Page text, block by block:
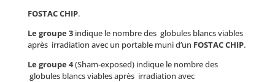
FOSTACCHIP.
Legroupe 3 indique le nombre des globules blancs viables
après irradiation avec un portable muni d’un FOSTAC CHIP.
Legroupe 4(Sham-exposed) indique le nombre des
globules blancs viables après irradiation avec